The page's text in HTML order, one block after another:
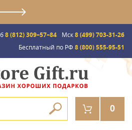
8 (812) 309–57–84 Мск8 (499) 703-31-26
Бесплатный по РФ 8 (800) 555-95-51
0